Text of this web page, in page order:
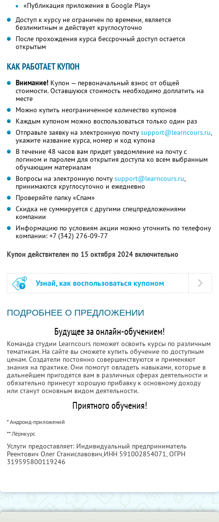
«Публикация приложения в Google Play»
Доступ к курсу не ограничен по времени, является
безлимитным и действует круглосуточно
После прохождения курса бессрочный доступ остается
открытым
КАК РАБОТАЕТ КУПОН
Внимание! Купон — первоначальный взнос от общей
стоимости. Оставшуюся стоимость необходимо доплатить на
месте
Можно купить неограниченное количество купонов
Каждым купоном можно воспользоваться только один раз
Отправьте заявку на электронную почтуsupport@learncours.ru,
укажите название курса, номер и код купона
В течение 48 часов вам придет уведомление на почту с
логином и паролем для открытия доступа ко всем выбранным
обучающим материалам
Вопросы на электронную почтуsupport@learncours.ru,
принимаются круглосуточно и ежедневно
Проверяйте папку «Спам»
Скидка не суммируется с другими спецпредложениями
компании
Информацию по условиям акции можно уточнить по телефону
компании: +7 (342) 276-09-77
Купон действителен по 15 октября 2024 включительно
Узнай, как воспользоваться купоном
ПОДРОБНЕЕ О ПРЕДЛОЖЕНИИ
Будущее за онлайн-обучением!
Команда студии Learncours поможет освоить курсы по различным
тематикам. На сайте вы сможете купить обучение по доступным
ценам. Создатели постоянно совершенствуются и применяют
знания на практике. Они помогут овладеть навыками, которые в
дальнейшем пригодятся вам в различных сферах деятельности и
обязательно принесут хорошую прибавку к основному доходу
или станут основным видом деятельности.
Приятного обучения!
* Андроид-приложений
** Лёрнкурс
Услуги предоставляет: Индивидуальный предприниматель
Реентович Олег Станиславович,ИНН 591002854071, ОГРН
319595800119246